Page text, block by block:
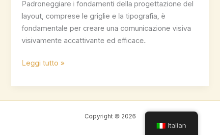
Padroneggiare i fondamenti della progettazione del
layout, comprese le griglie e la tipografia, è
fondamentale per creare una comunicazione visiva
visivamente accattivante ed efficace.
Cosa
un
buon
Leggi tutto »
Copyright © 2026
Italian